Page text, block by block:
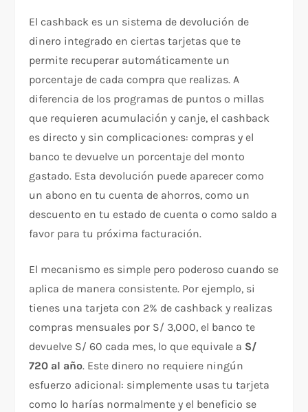
El cashback es un sistema de devolución de
dinero integrado en ciertas tarjetas que te
permite recuperar automáticamente un
porcentaje de cada compra que realizas. A
diferencia de los programas de puntos o millas
que requieren acumulación y canje, el cashback
es directo y sin complicaciones: compras y el
banco te devuelve un porcentaje del monto
gastado. Esta devolución puede aparecer como
un abono en tu cuenta de ahorros, como un
descuento en tu estado de cuenta o como saldo a
favor para tu próxima facturación.
El mecanismo es simple pero poderoso cuando se
aplica de manera consistente. Por ejemplo, si
tienes una tarjeta con 2% de cashback y realizas
compras mensuales por S/ 3,000, el banco te
devuelve S/ 60 cada mes, lo que equivale a S/
720 al año. Este dinero no requiere ningún
esfuerzo adicional: simplemente usas tu tarjeta
como lo harías normalmente y el beneficio se